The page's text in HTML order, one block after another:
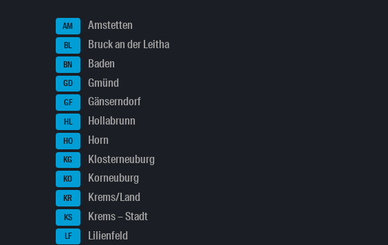
AM Amstetten
BL Bruck an der Leitha
BN Baden
GD Gmünd
GF Gänserndorf
HL Hollabrunn
HO Horn
KG Klosterneuburg
KO Korneuburg
KR Krems/Land
KS Krems – Stadt
LF Lilienfeld